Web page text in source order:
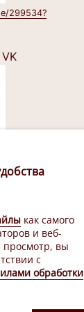
299534?
как самого
и веб-
просмотр, вы
с
обработки